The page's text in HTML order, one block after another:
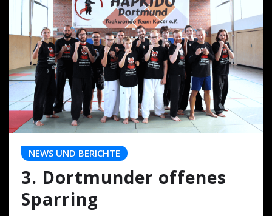
NEWS UND BERICHTE
3. Dortmunder offenes
Sparring